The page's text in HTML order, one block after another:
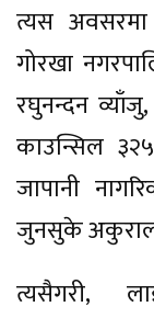
त्यस अवसरमा
गोरखा
रघुनन्दन
काउन्सिल
जापानी
जुनसुके
त्यसैगरी,